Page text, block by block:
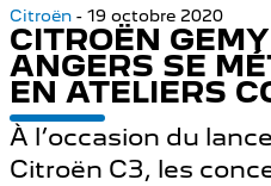
Citroën - 19 octobre 2020
CITROËN
ANGERS SE
EN ATELIERS
À l’occasion du
Citroën C3, les